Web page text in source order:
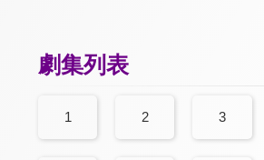
劇集列表
1 2 3